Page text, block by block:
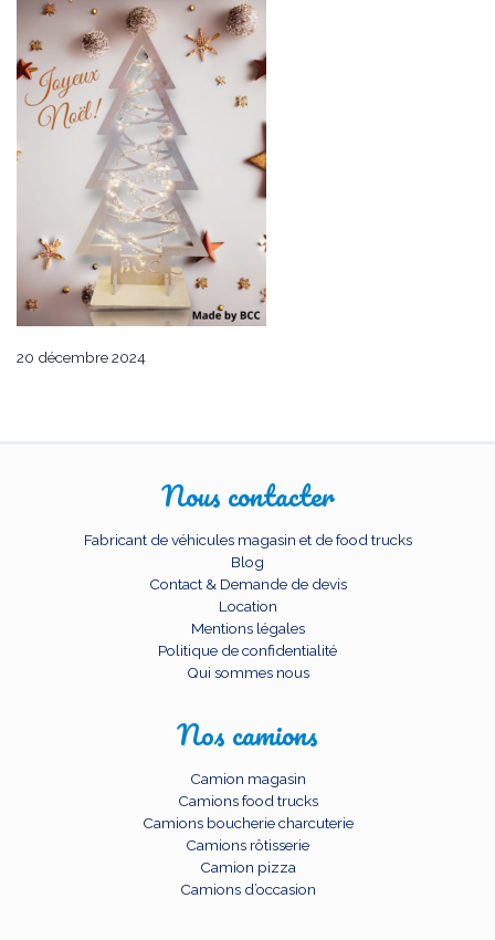
20 décembre 2024
Nous contacter
Fabricant de véhicules magasin et de food trucks
Blog
Contact & Demande de devis
Location
Mentions légales
Politique de confidentialité
Qui sommes nous
Nos camions
Camion magasin
Camions food trucks
Camions boucherie charcuterie
Camions rôtisserie
Camion pizza
Camions d’occasion